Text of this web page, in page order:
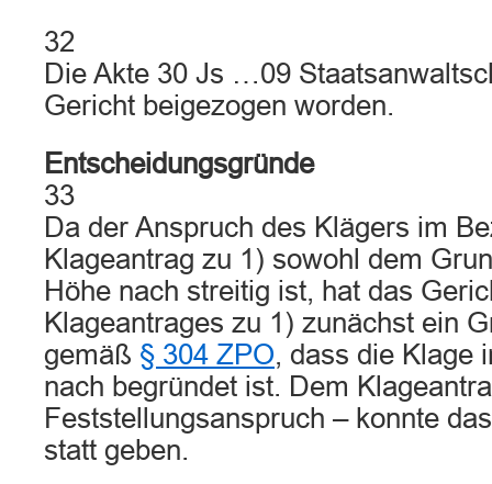
32
Die Akte 30 Js …09
Gericht beigezogen worden.
Entscheidungsgründe
33
Da der Anspruch des Klägers im
Klageantrag zu 1) sowohl dem
Höhe nach streitig ist, hat das
Klageantrages zu 1) zunächst ein
gemäß § 304 ZPO, dass die Klage
nach begründet ist. Dem
Feststellungsanspruch – konnte
statt geben.